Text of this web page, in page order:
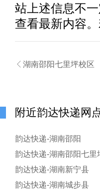
站上述信息不
查看最新内容
 湖南邵阳七里坪校区
附近韵达快递网
韵达快递-湖南邵阳
韵达快递-湖南新宁县
韵达快递-湖南城步县